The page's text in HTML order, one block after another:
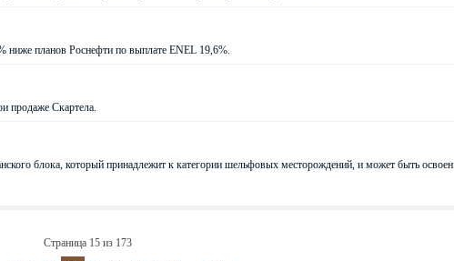
ниже планов Роснефти по выплате ENEL 19,6%.
продаже Скартела.
блока, который принадлежит к категории шельфовых месторождений, и может быть освоен
страница 15 из 173